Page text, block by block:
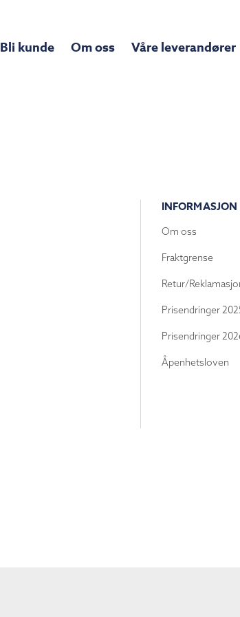
Bli kunde Om oss Våre leverandører
INFORMASJON
Om oss
Fraktgrense
Retur/
Prisendringer
Prisendringer
Åpenhetsloven